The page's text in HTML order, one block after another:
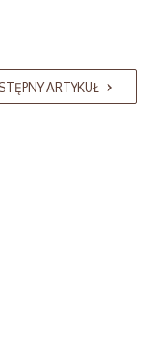
ARTYKUŁ